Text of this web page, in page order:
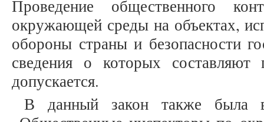
Проведение общественного
окружающей среды на объектах,
обороны страны и безопасности
сведения о которых составляют
допускается.
В данный закон также была